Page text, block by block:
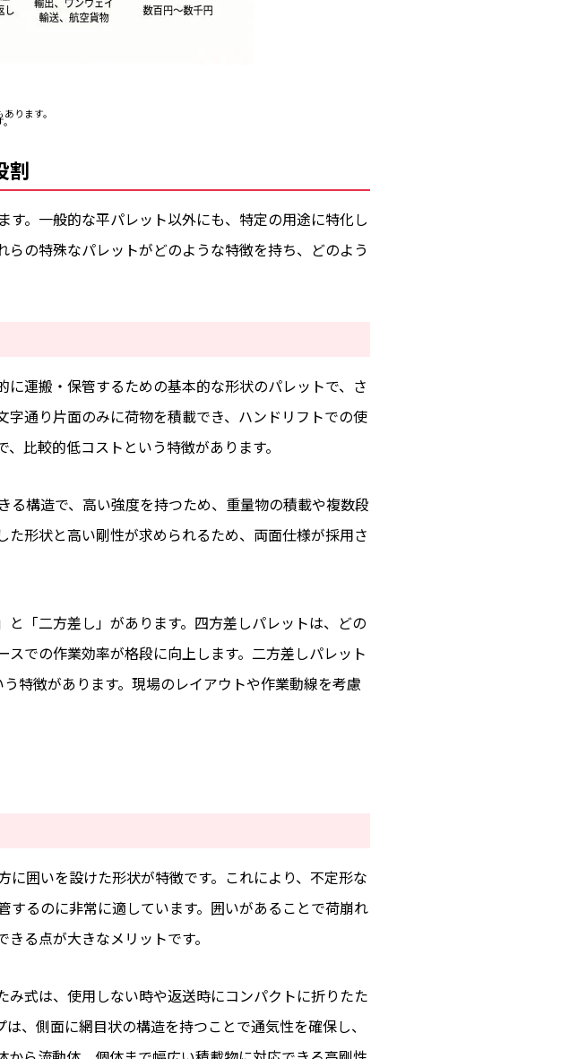
ります。
。
割
。一般的な平パレット以外にも、特定の用途に特化し
の特殊なパレットがどのような特徴を持ち、どのよう
運搬・保管するための基本的な形状のパレットで、さ
通り片面のみに荷物を積載でき、ハンドリフトでの使
比較的低コストという特徴があります。
構造で、高い強度を持つため、重量物の積載や複数段
形状と高い剛性が求められるため、両面仕様が採用さ
「二方差し」があります。四方差しパレットは、どの
での作業効率が格段に向上します。二方差しパレット
特徴があります。現場のレイアウトや作業動線を考慮
囲いを設けた形状が特徴です。これにより、不定形な
るのに非常に適しています。囲いがあることで荷崩れ
る点が大きなメリットです。
式は、使用しない時や返送時にコンパクトに折りたた
、側面に網目状の構造を持つことで通気性を確保し、